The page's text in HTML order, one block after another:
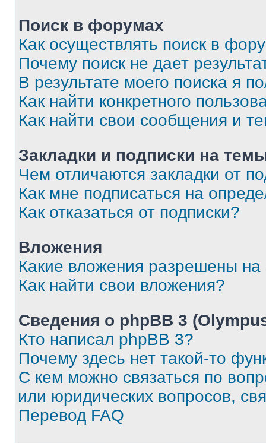
Поиск в форумах
Как осуществлять поиск в
Почему поиск не дает
В результате моего поиска я
Как найти конкретного
Как найти свои сообщения и
Закладки и подписки на
Чем отличаются закладки от
Как мне подписаться на
Как отказаться от подписки?
Вложения
Какие вложения разрешены
Как найти свои вложения?
Сведения о phpBB 3
Кто написал phpBB 3?
Почему здесь нет такой-то
С кем можно связаться по
или юридических вопросов,
Перевод FAQ